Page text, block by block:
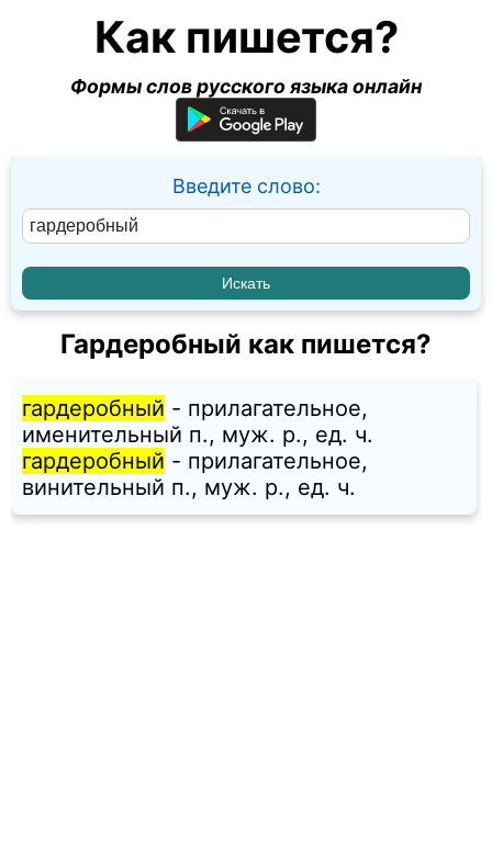
Как пишется?
Формы слов русского языка онлайн
Введите слово:
Гардеробный как пишется?
гардеробный - прилагательное,
именительный п., муж. p., ед. ч.
гардеробный - прилагательное,
винительный п., муж. p., ед. ч.